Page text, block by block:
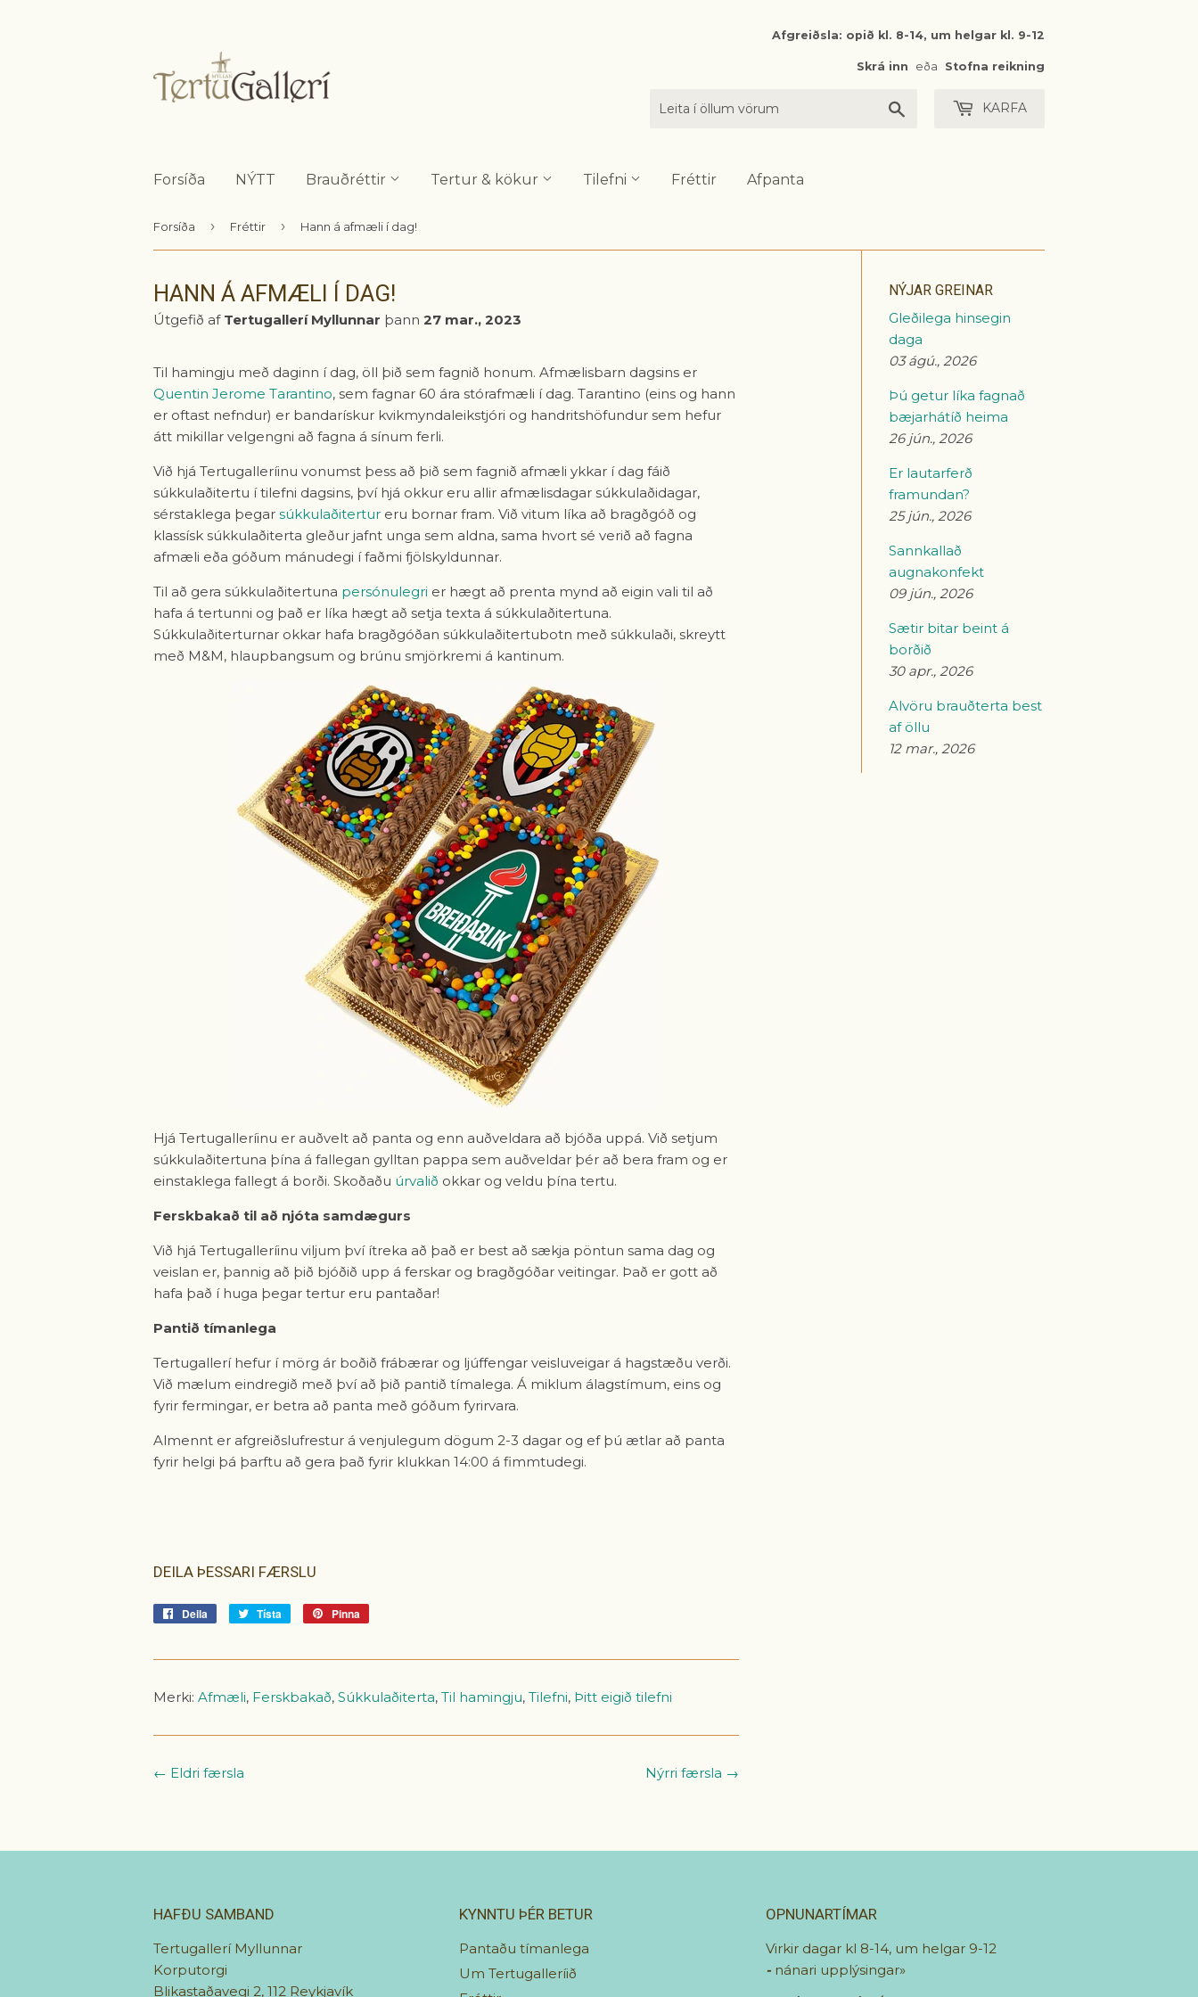
Afgreiðsla: opið kl. 8-14, um helgar kl. 9-12
Skrá inn eða Stofna reikning
KARFA
Forsíða NÝTT Brauðréttir Tertur & kökur Tilefni Fréttir Afpanta
Forsíða › Fréttir › Hann á afmæli í dag!
HANN Á AFMÆLI Í DAG!
Útgefið af Tertugallerí Myllunnar þann 27 mar., 2023
Til hamingju með daginn í dag, öll þið sem fagnið honum. Afmælisbarn dagsins er
Quentin Jerome Tarantino, sem fagnar 60 ára stórafmæli í dag. Tarantino (eins og hann
er oftast nefndur) er bandarískur kvikmyndaleikstjóri og handritshöfundur sem hefur
átt mikillar velgengni að fagna á sínum ferli.
Við hjá Tertugalleríinu vonumst þess að þið sem fagnið afmæli ykkar í dag fáið
súkkulaðitertu í tilefni dagsins, því hjá okkur eru allir afmælisdagar súkkulaðidagar,
sérstaklega þegar súkkulaðitertur eru bornar fram. Við vitum líka að bragðgóð og
klassísk súkkulaðiterta gleður jafnt unga sem aldna, sama hvort sé verið að fagna
afmæli eða góðum mánudegi í faðmi fjölskyldunnar.
Til að gera súkkulaðitertuna persónulegri er hægt að prenta mynd að eigin vali til að
hafa á tertunni og það er líka hægt að setja texta á súkkulaðitertuna.
Súkkulaðiterturnar okkar hafa bragðgóðan súkkulaðitertubotn með súkkulaði, skreytt
með M&M, hlaupbangsum og brúnu smjörkremi á kantinum.
Hjá Tertugalleríinu er auðvelt að panta og enn auðveldara að bjóða uppá. Við setjum
súkkulaðitertuna þína á fallegan gylltan pappa sem auðveldar þér að bera fram og er
einstaklega fallegt á borði. Skoðaðu úrvalið okkar og veldu þína tertu.
Ferskbakað til að njóta samdægurs
Við hjá Tertugalleríinu viljum því ítreka að það er best að sækja pöntun sama dag og
veislan er, þannig að þið bjóðið upp á ferskar og bragðgóðar veitingar. Það er gott að
hafa það í huga þegar tertur eru pantaðar!
Pantið tímanlega
Tertugallerí hefur í mörg ár boðið frábærar og ljúffengar veisluveigar á hagstæðu verði.
Við mælum eindregið með því að þið pantið tímalega. Á miklum álagstímum, eins og
fyrir fermingar, er betra að panta með góðum fyrirvara.
Almennt er afgreiðslufrestur á venjulegum dögum 2-3 dagar og ef þú ætlar að panta
fyrir helgi þá þarftu að gera það fyrir klukkan 14:00 á fimmtudegi.
DEILA ÞESSARI FÆRSLU
Deila
Deila
Tísta
Tísta
Pinna
Merki: Afmæli, Ferskbakað, Súkkulaðiterta, Til hamingju, Tilefni, Þitt eigið tilefni
← Eldri færsla Nýrri færsla →
NÝJAR GREINAR
Gleðilega hinsegin
daga
03 ágú., 2026
Þú getur líka fagnað
bæjarhátíð heima
26 jún., 2026
Er lautarferð
framundan?
25 jún., 2026
Sannkallað
augnakonfekt
09 jún., 2026
Sætir bitar beint á
borðið
30 apr., 2026
Alvöru brauðterta best
af öllu
12 mar., 2026
HAFÐU SAMBAND
Tertugallerí Myllunnar
Korputorgi
Blikastaðavegi 2, 112 Reykjavík
KYNNTU ÞÉR BETUR
Pantaðu tímanlega
Um Tertugalleríið
OPNUNARTÍMAR
Virkir dagar kl 8-14, um helgar 9-12
- nánari upplýsingar»